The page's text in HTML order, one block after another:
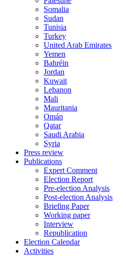
Somalia
Sudan
Tunisia
Turkey
United Arab Emirates
Yemen
Bahréin
Jordan
Kuwait
Lebanon
Mali
Mauritania
Omán
Qatar
Saudi Arabia
Syria
Press review
Publications
Expert Comment
Election Report
Pre-election Analysis
Post-election Analysis
Briefing Paper
Working paper
Interview
Republication
Election Calendar
Activities